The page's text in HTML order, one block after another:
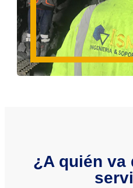
¿A quién va